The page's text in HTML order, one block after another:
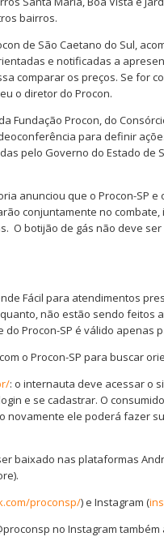
bairros.
de São Caetano do Sul,
e notificadas a
comparar os preços. Se for
o diretor do Procon.
Fundação Procon, do
para definir
pelo Governo do Estado de
anunciou que o Procon-SP e
conjuntamente no
O botijão de gás não deve
Fácil para atendimentos
não estão sendo feitos
Procon-SP é válido apenas
o Procon-SP para buscar
: o internauta deve acessar o
e se cadastrar. O
novamente ele poderá fazer
baixado nas plataformas
proconsp/) e Instagram (
no Instagram